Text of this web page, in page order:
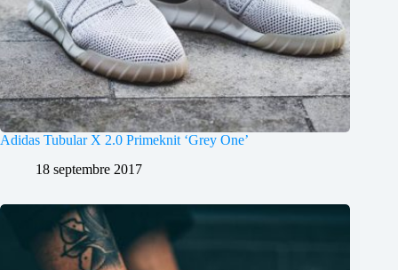
Adidas Tubular X 2.0 Primeknit ‘Grey One’
18 septembre 2017